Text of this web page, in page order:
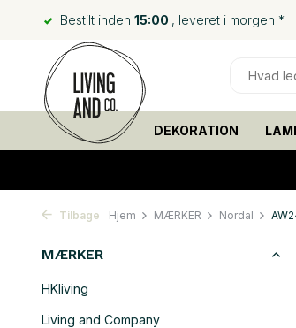
Bestilt inden 15:00 , leveret i morgen *
DEKORATION
Tilbage Hjem MÆRKER Nordal
MÆRKER
HKliving
Living and Company